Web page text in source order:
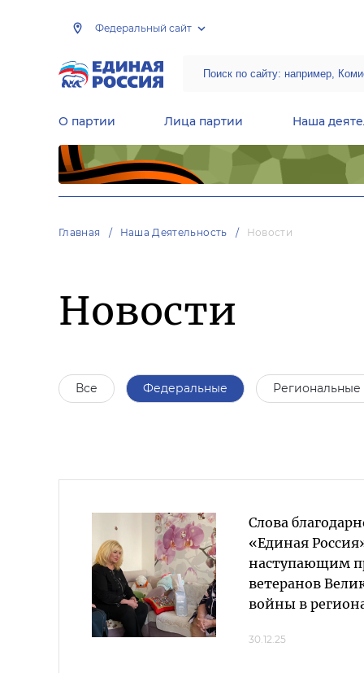
Федеральный сайт
О партии Лица партии Наша
Главная Наша Деятельность Новости
Новости
Все Федеральные Региональные
Слова
«Единая
наступающим
ветеранов
войны в
30.12.25